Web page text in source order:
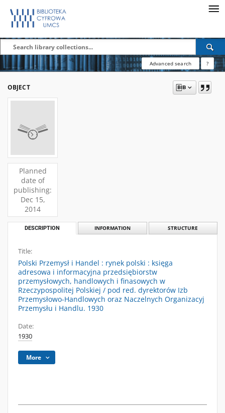
Advanced search ?
OBJECT
Planned
date of
publishing:
Dec 15,
2014
DESCRIPTION INFORMATION STRUCTURE
Title:
Polski Przemysł i Handel : rynek polski : księga
adresowa i informacyjna przedsiębiorstw
przemysłowych, handlowych i finasowych w
Rzeczypospolitej Polskiej / pod red. dyrektorów Izb
Przemysłowo-Handlowych oraz Naczelnych Organizacyj
Przemysłu i Handlu. 1930
Date:
1930
More